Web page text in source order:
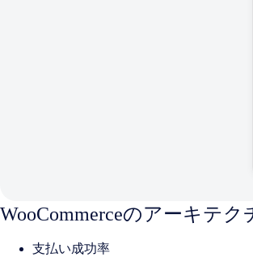
WooCommerceのアーキテ
支払い成功率